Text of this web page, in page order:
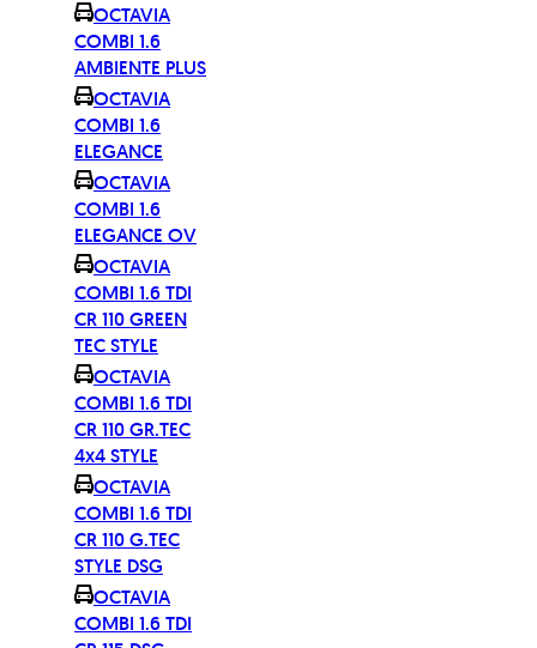
OCTAVIA
COMBI 1.6
AMBIENTE PLUS
OCTAVIA
COMBI 1.6
ELEGANCE
OCTAVIA
COMBI 1.6
ELEGANCE OV
OCTAVIA
COMBI 1.6 TDI
CR 110 GREEN
TEC STYLE
OCTAVIA
COMBI 1.6 TDI
CR 110 GR.TEC
4x4 STYLE
OCTAVIA
COMBI 1.6 TDI
CR 110 G.TEC
STYLE DSG
OCTAVIA
COMBI 1.6 TDI